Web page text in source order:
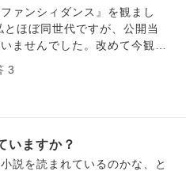
うろ覚えですが、 『感じて
ことだと思っている。地獄も
生き続けているということで
国も生きている今に全て在
ァンシィダンス』を観まし
ほぼ同世代ですが、公開当
ませんでした。改めて今観る
品で、「もっと早く観ておけ
当時のバブル時代の雰囲気も
はあり得ない」 「自分の時
はこんな失敗をやらかし
3
いますか？
説を読まれているのかな、と